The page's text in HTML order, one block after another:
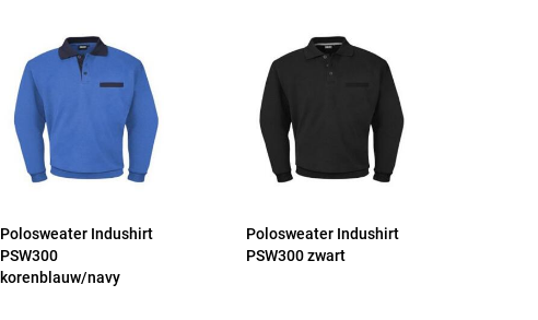
Polosweater Indushirt
PSW300
korenblauw/navy
Polosweater Indushirt
PSW300 zwart